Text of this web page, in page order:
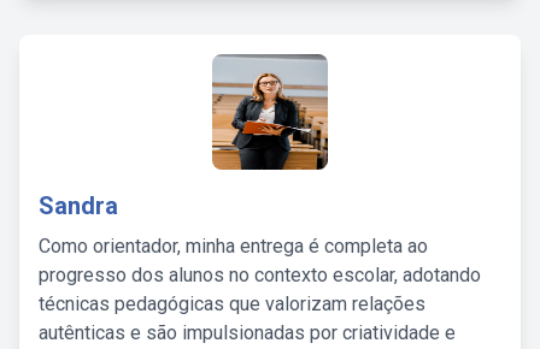
Sandra
Como orientador, minha entrega é completa ao
progresso dos alunos no contexto escolar, adotando
técnicas pedagógicas que valorizam relações
autênticas e são impulsionadas por criatividade e